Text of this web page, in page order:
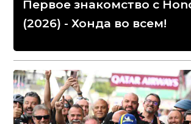
Первое знакомство с
(2026) - Хонда во всем!